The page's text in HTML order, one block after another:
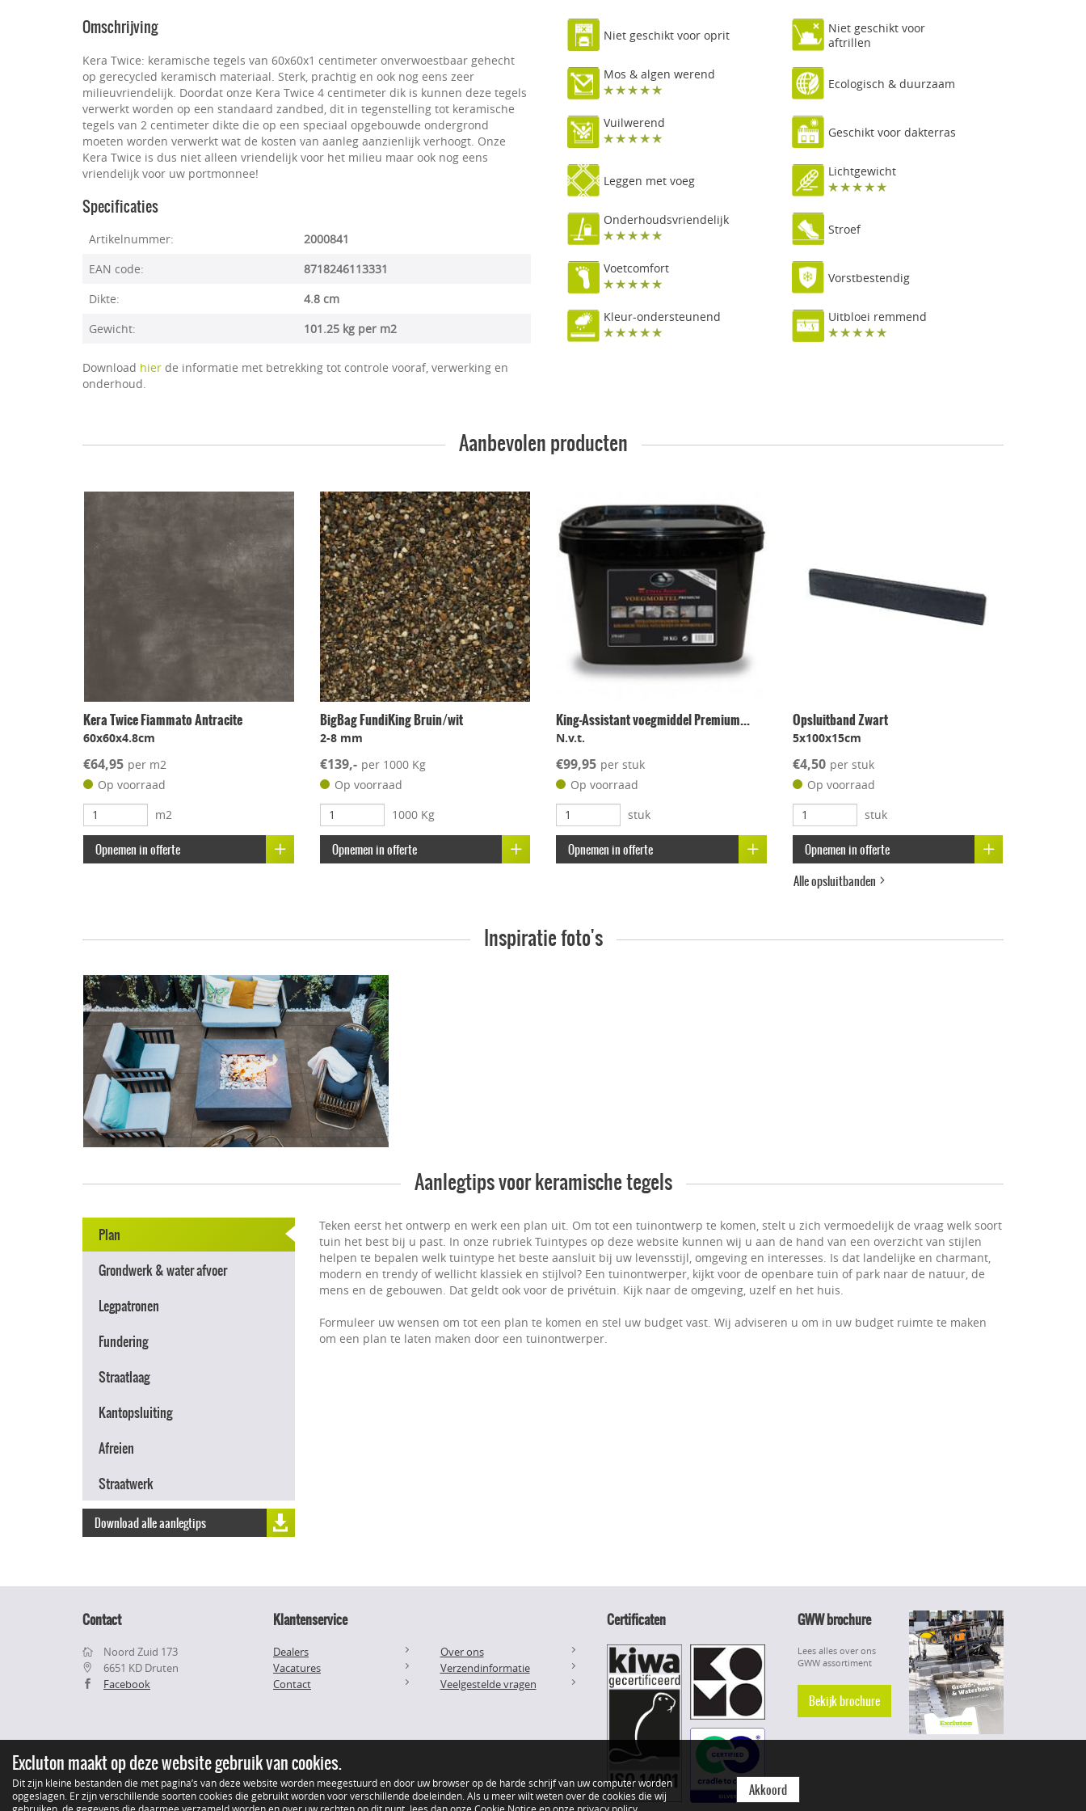
Omschrijving
Kera Twice: keramische tegels van 60x60x1 centimeter onverwoestbaar gehecht
op gerecycled keramisch materiaal. Sterk, prachtig en ook nog eens zeer
milieuvriendelijk. Doordat onze Kera Twice 4 centimeter dik is kunnen deze tegels
verwerkt worden op een standaard zandbed, dit in tegenstelling tot keramische
tegels van 2 centimeter dikte die op een speciaal opgebouwde ondergrond
moeten worden verwerkt wat de kosten van aanleg aanzienlijk verhoogt. Onze
Kera Twice is dus niet alleen vriendelijk voor het milieu maar ook nog eens
vriendelijk voor uw portmonnee!
Specificaties
Artikelnummer:
2000841
EAN code:
8718246113331
Dikte:
4.8 cm
Gewicht:
101.25 kg per m2
Download hier de informatie met betrekking tot controle vooraf, verwerking en
onderhoud.
Niet geschikt voor oprit
Niet geschikt voor
aftrillen
Mos & algen werend
Ecologisch & duurzaam
Vuilwerend
Geschikt voor dakterras
Leggen met voeg
Lichtgewicht
Onderhoudsvriendelijk
Stroef
Voetcomfort
Vorstbestendig
Kleur-ondersteunend Uitbloei remmend
Aanbevolen producten
Kera Twice Fiammato Antracite
60x60x4.8cm
€64,95 per m2
Op voorraad
m2
Opnemen in offerte
BigBag FundiKing Bruin/wit
2-8 mm
€139,- per 1000 Kg
Op voorraad
1000 Kg
Opnemen in offerte
King-Assistant voegmiddel Premium...
N.v.t.
€99,95 per stuk
Op voorraad
stuk
Opnemen in offerte
Opsluitband Zwart
5x100x15cm
€4,50 per stuk
Op voorraad
stuk
Opnemen in offerte
Alle opsluitbanden
Inspiratie foto's
Aanlegtips voor keramische tegels
Plan
Grondwerk & water afvoer
Legpatronen
Fundering
Straatlaag
Kantopsluiting
Afreien
Straatwerk
Download alle aanlegtips
Teken eerst het ontwerp en werk een plan uit. Om tot een tuinontwerp te komen, stelt u zich vermoedelijk de vraag welk soort
tuin het best bij u past. In onze rubriek Tuintypes op deze website kunnen wij u aan de hand van een overzicht van stijlen
helpen te bepalen welk tuintype het beste aansluit bij uw levensstijl, omgeving en interesses. Is dat landelijke en charmant,
modern en trendy of wellicht klassiek en stijlvol? Een tuinontwerper, kijkt voor de openbare tuin of park naar de natuur, de
mens en de gebouwen. Dat geldt ook voor de privétuin. Kijk naar de omgeving, uzelf en het huis.
Formuleer uw wensen om tot een plan te komen en stel uw budget vast. Wij adviseren u om in uw budget ruimte te maken
om een plan te laten maken door een tuinontwerper.
Contact
Noord Zuid 173
6651 KD Druten
Facebook
Klantenservice
Dealers
Vacatures
Contact
Over ons
Verzendinformatie
Veelgestelde vragen
Certificaten GWW brochure
Lees alles over ons
GWW assortiment
Bekijk brochure
Excluton maakt op deze website gebruik van cookies.
Dit zijn kleine bestanden die met pagina’s van deze website worden meegestuurd en door uw browser op de harde schrijf van uw computer worden
opgeslagen. Er zijn verschillende soorten cookies die gebruikt worden voor verschillende doeleinden. Als u meer wilt weten over de cookies die wij
Akkoord